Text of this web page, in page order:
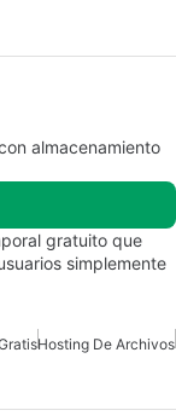
almacenamiento
gratuito que
simplemente
Hosting De Archivos